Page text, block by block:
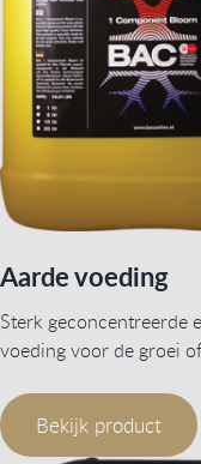
Aarde voeding
Sterk geconcentreerde
voeding voor de groei
Bekijk product